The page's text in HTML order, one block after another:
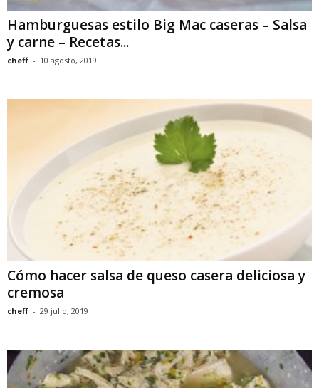
Hamburguesas estilo Big Mac caseras – Salsa
y carne – Recetas...
cheff - 10 agosto, 2019
Cómo hacer salsa de queso casera deliciosa y
cremosa
cheff - 29 julio, 2019